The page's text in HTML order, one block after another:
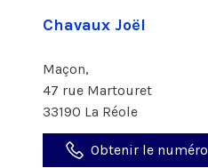
Chavaux Joël
Maçon,
47 rue Martouret
33190 La Réole
Obtenir le numéro